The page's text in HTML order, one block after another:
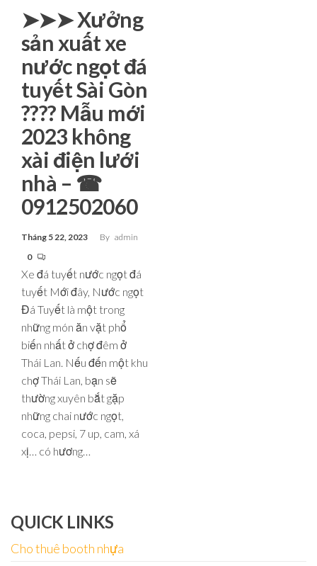
➤➤➤ Xưởng
sản xuất xe
nước ngọt đá
tuyết Sài Gòn
???? Mẫu mới
2023 không
xài điện lưới
nhà – ☎
0912502060
Tháng 5 22, 2023 By admin
0
Xe đá tuyết nước ngọt đá
tuyết Mới đây, Nước ngọt
Đá Tuyết là một trong
những món ăn vặt phổ
biến nhất ở chợ đêm ở
Thái Lan. Nếu đến một khu
chợ Thái Lan, bạn sẽ
thường xuyên bắt gặp
những chai nước ngọt,
coca, pepsi, 7 up, cam, xá
xị… có hương…
QUICK LINKS
Cho thuê booth nhựa